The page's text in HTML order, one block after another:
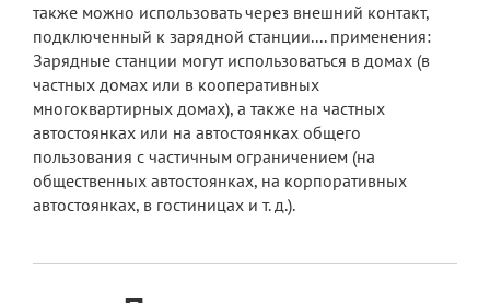
также можно использовать через внешний контакт,
подключенный к зарядной станции.... применения:
Зарядные станции могут использоваться в домах (в
частных домах или в кооперативных
многоквартирных домах), а также на частных
автостоянках или на автостоянках общего
пользования с частичным ограничением (на
общественных автостоянках, на корпоративных
автостоянках, в гостиницах и т. д.).